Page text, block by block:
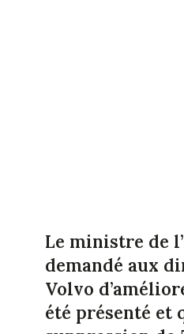
Le ministre de
demandé aux
Volvo
été présenté et